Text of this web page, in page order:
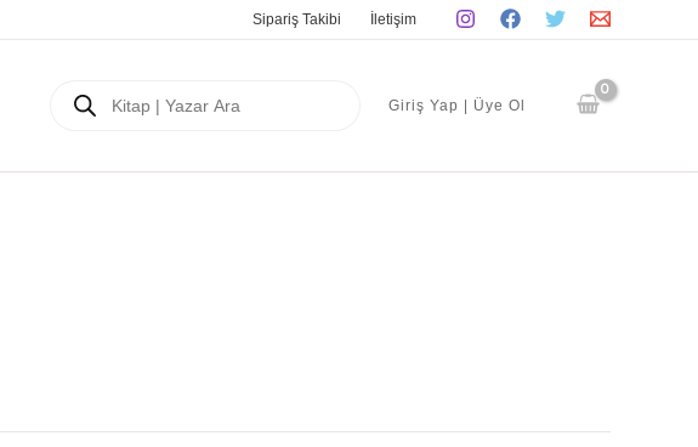
Sipariş Takibi İletişim
search
Giriş Yap | Üye Ol